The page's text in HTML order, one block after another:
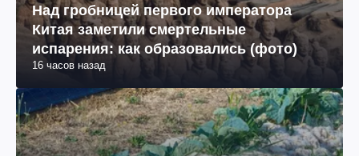
Над гробницей первого императора
Китая заметили смертельные
испарения: как образовались (фото)
16 часов назад